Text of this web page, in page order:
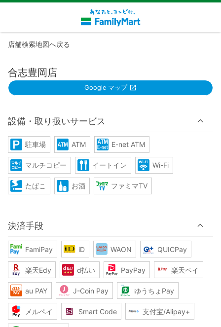
店舗検索地図へ戻る
合志豊岡店
Google マップ
設備・取り扱いサービス
駐車場 ATM E-net ATM
マルチコピー イートイン Wi-Fi
たばこ お酒 ファミマTV
決済手段
FamiPay iD WAON QUICPay
楽天Edy d払い PayPay 楽天ペイ
au PAY J-Coin Pay ゆうちょPay
メルペイ Smart Code 支付宝/Alipay+